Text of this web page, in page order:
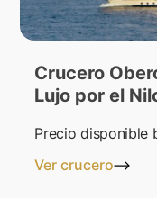
Crucero
Lujo por el
Precio disponible
Ver crucero